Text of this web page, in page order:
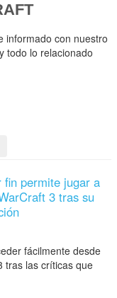
informado con nuestro
todo lo relacionado
fin permite jugar a
3 tras su
fácilmente desde
tras las críticas que